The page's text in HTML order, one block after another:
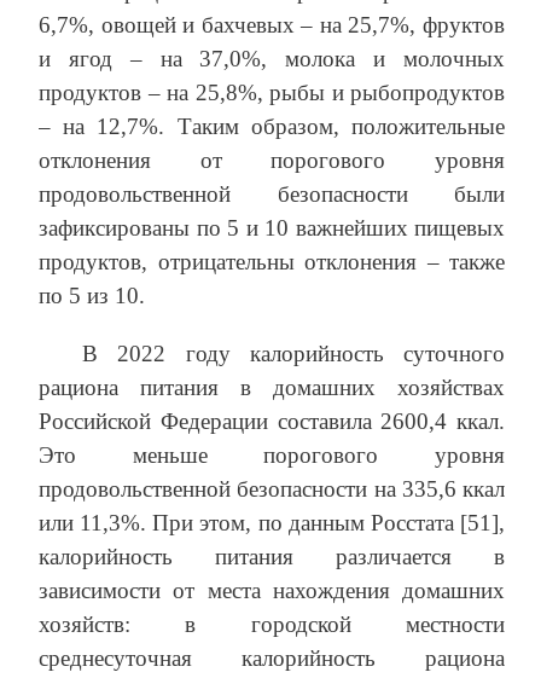
6,7%, овощей и бахчевых – на 25,7%, фруктов
и ягод – на 37,0%, молока и молочных
продуктов – на 25,8%, рыбы и рыбопродуктов
– на 12,7%. Таким образом, положительные
отклонения от порогового уровня
продовольственной безопасности были
зафиксированы по 5 и 10 важнейших пищевых
продуктов, отрицательны отклонения – также
по 5 из 10.
В 2022 году калорийность суточного
рациона питания в домашних хозяйствах
Российской Федерации составила 2600,4 ккал.
Это меньше порогового уровня
продовольственной безопасности на 335,6 ккал
или 11,3%. При этом, по данным Росстата [51],
калорийность питания различается в
зависимости от места нахождения домашних
хозяйств: в городской местности
среднесуточная калорийность рациона